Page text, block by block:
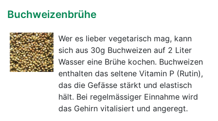
Buchweizenbrühe
Wer es lieber vegetarisch mag, kann
sich aus 30g Buchweizen auf 2 Liter
Wasser eine Brühe kochen. Buchweizen
enthalten das seltene Vitamin P (Rutin),
das die Gefässe stärkt und elastisch
hält. Bei regelmässiger Einnahme wird
das Gehirn vitalisiert und angeregt.